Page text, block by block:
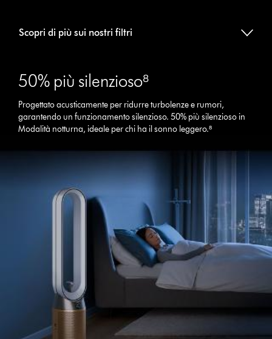
Scopri di più sui nostri filtri
50% più silenzioso⁸
Progettato acusticamente per ridurre turbolenze e rumori,
garantendo un funzionamento silenzioso. 50% più silenzioso in
Modalità notturna, ideale per chi ha il sonno leggero.⁸